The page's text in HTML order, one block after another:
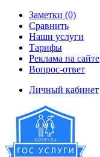
Заметки (0)
Сравнить
Наши услуги
Тарифы
Реклама на сайте
Вопрос-ответ
Личный кабинет